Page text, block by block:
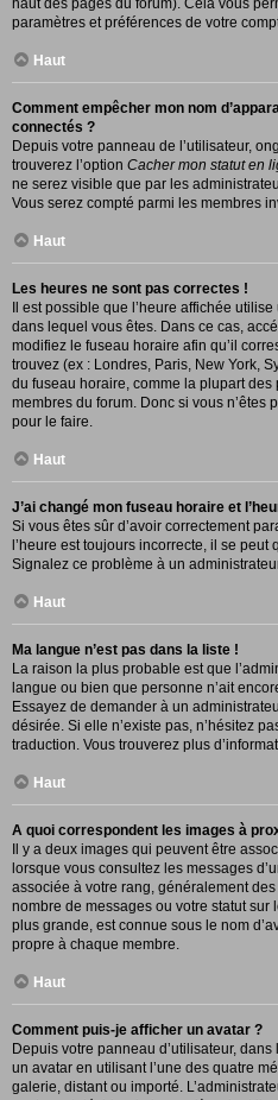
paramètres et préférences de votre
Haut
Comment empêcher mon nom
connectés ?
Depuis votre panneau de l’utilisateur,
trouverez l’option Cacher mon statut en
ne serez visible que par les
Vous serez compté parmi les membres
Haut
Les heures ne sont pas correctes !
Il est possible que l’heure affichée
dans lequel vous êtes. Dans ce cas,
modifiez le fuseau horaire afin qu’il
trouvez (ex : Londres, Paris, New York,
du fuseau horaire, comme la plupart des
membres du forum. Donc si vous n’êtes
pour le faire.
Haut
J’ai changé mon fuseau horaire et
Si vous êtes sûr d’avoir correctement
l’heure est toujours incorrecte, il se peut
Signalez ce problème à un
Haut
Ma langue n’est pas dans la liste !
La raison la plus probable est que
langue ou bien que personne n’ait
Essayez de demander à un
désirée. Si elle n’existe pas, n’hésitez
traduction. Vous trouverez plus
Haut
A quoi correspondent les images à
Il y a deux images qui peuvent être
lorsque vous consultez les messages
associée à votre rang, généralement
nombre de messages ou votre statut
plus grande, est connue sous le nom
propre à chaque membre.
Haut
Comment puis-je afficher un avatar ?
Depuis votre panneau d’utilisateur,
un avatar en utilisant l’une des quatre
galerie, distant ou importé.